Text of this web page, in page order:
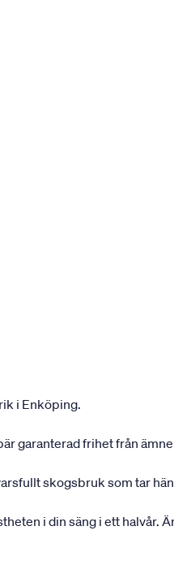
i Enköping.
garanterad frihet från
skogsbruk som tar
i din säng i ett halvår.